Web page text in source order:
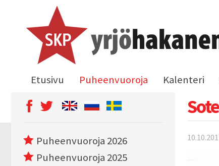
Etusivu Puheenvuoroja Kalenteri
Puheenvuoroja 2026
Puheenvuoroja 2025